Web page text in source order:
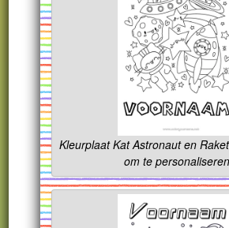
Kleurplaat Kat Astronaut en
om te personaliseren